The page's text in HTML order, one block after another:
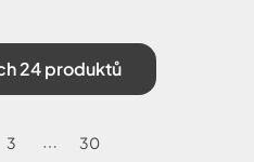
24 produktů
3 ⋯ 30